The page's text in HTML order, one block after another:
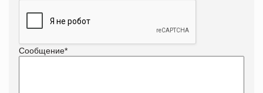
Сообщение*